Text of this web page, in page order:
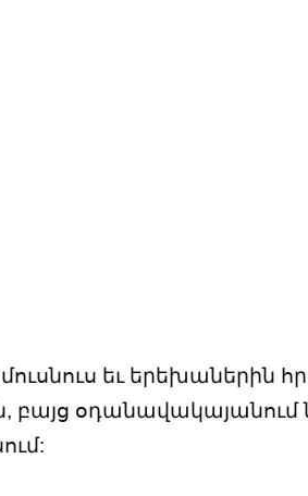
եւ երեխաներին
բայց օդանավակայանում